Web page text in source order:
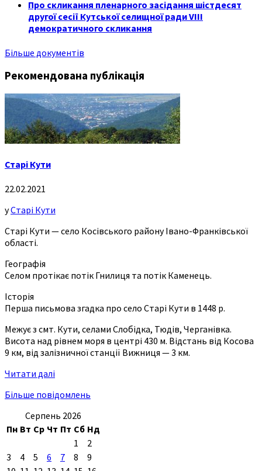
Про скликання пленарного засідання шістдесят
другої сесії Кутської селищної ради VIII
демократичного скликання
Більше документів
Рекомендована публікація
Старі Кути
22.02.2021
уСтарі Кути
Старі Кути — село Косівського району Івано-Франківської
області.
Географія
Селом протікає потік Гнилиця та потік Каменець.
Історія
Перша письмова згадка про село Старі Кути в 1448 р.
Межує з смт. Кути, селами Слобідка, Тюдів, Черганівка.
Висота над рівнем моря в центрі 430 м. Відстань від Косова
9 км, від залізничної станції Вижниця — 3 км.
Читати далі
Більше повідомлень
Серпень 2026
Пн Вт Ср Чт Пт Сб Нд
1
2
3
4 5 6 7 8
9